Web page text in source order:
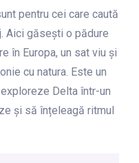
pentru cei care caută
Aici găsești o pădure
în Europa, un sat viu și
cu natura. Este un
Delta într-un
și să înțeleagă ritmul